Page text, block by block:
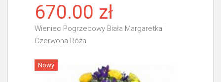
670.00 zł
Wieniec Pogrzebowy Biała Margaretka I
Czerwona Róża
Więcej
Nowy